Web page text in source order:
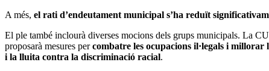
A més, el rati d’endeutament municipal s’ha reduït
El ple també inclourà diverses mocions dels grups municipals. La
proposarà mesures percombatre les ocupacions il·legals i millorar
i la lluita contra la discriminació racial.